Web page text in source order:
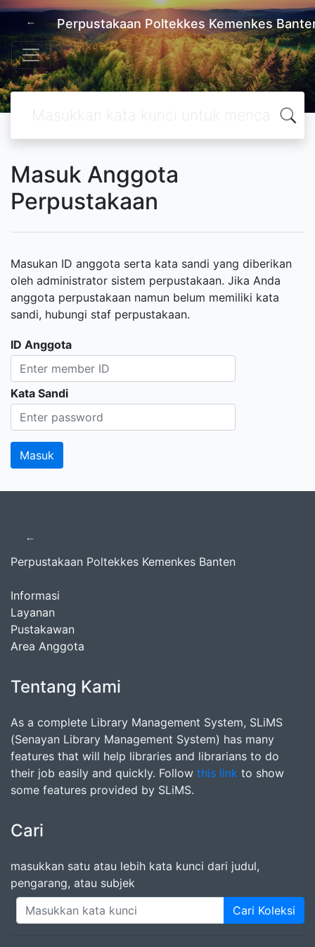
Perpustakaan Poltekkes Kemenkes
Masuk Anggota
Perpustakaan
Masukan ID anggota serta kata sandi yang diberikan
oleh administrator sistem perpustakaan. Jika Anda
anggota perpustakaan namun belum memiliki kata
sandi, hubungi staf perpustakaan.
ID Anggota
Kata Sandi
Perpustakaan Poltekkes Kemenkes Banten
Informasi
Layanan
Pustakawan
Area Anggota
Tentang Kami
As a complete Library Management System, SLiMS
(Senayan Library Management System) has many
features that will help libraries and librarians to do
their job easily and quickly. Follow this link to show
some features provided by SLiMS.
Cari
masukkan satu atau lebih kata kunci dari judul,
pengarang, atau subjek
Cari Koleksi